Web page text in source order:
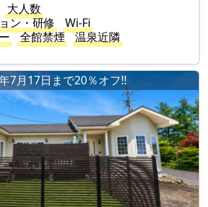
大人数
ン・研修
Wi-Fi
全館禁煙
温泉近隣
7月17日まで20％オフ!!